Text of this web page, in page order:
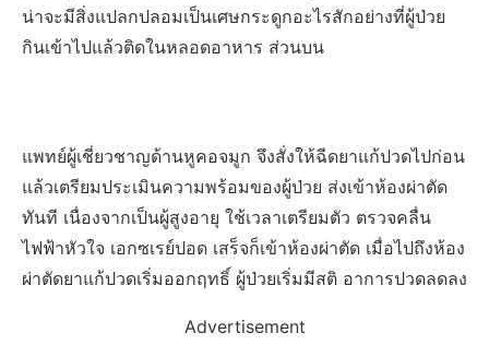
น่าจะมีสิ่งแปลกปลอมเป็นเศษกระดูกอะไรสักอย่างที่ผู้ป่วย
กินเข้าไปแล้วติดในหลอดอาหาร ส่วนบน
แพทย์ผู้เชี่ยวชาญด้านหูคอจมูก จึงสั่งให้ฉีดยาแก้ปวดไปก่อน
แล้วเตรียมประเมินความพร้อมของผู้ป่วย ส่งเข้าห้องผ่าตัด
ทันที เนื่องจากเป็นผู้สูงอายุ ใช้เวลาเตรียมตัว ตรวจคลื่น
ไฟฟ้าหัวใจ เอกซเรย์ปอด เสร็จก็เข้าห้องผ่าตัด เมื่อไปถึงห้อง
ผ่าตัดยาแก้ปวดเริ่มออกฤทธิ์ ผู้ป่วยเริ่มมีสติ อาการปวดลดลง
Advertisement